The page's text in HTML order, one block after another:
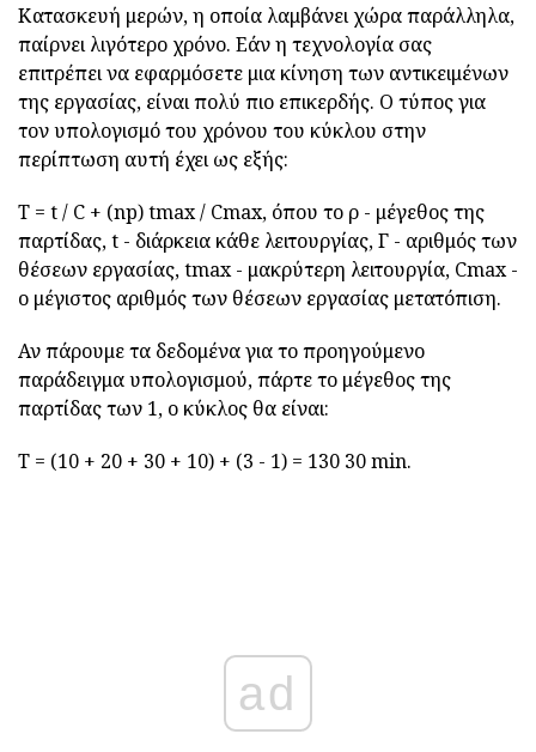
Κατασκευή μερών, η οποία λαμβάνει χώρα παράλληλα,
παίρνει λιγότερο χρόνο. Εάν η τεχνολογία σας
επιτρέπει να εφαρμόσετε μια κίνηση των αντικειμένων
της εργασίας, είναι πολύ πιο επικερδής. Ο τύπος για
τον υπολογισμό του χρόνου του κύκλου στην
περίπτωση αυτή έχει ως εξής:
Τ = t / C + (np) tmax / Cmax, όπου το ρ - μέγεθος της
παρτίδας, t - διάρκεια κάθε λειτουργίας, Γ - αριθμός των
θέσεων εργασίας, tmax - μακρύτερη λειτουργία, Cmax -
ο μέγιστος αριθμός των θέσεων εργασίας μετατόπιση.
Αν πάρουμε τα δεδομένα για το προηγούμενο
παράδειγμα υπολογισμού, πάρτε το μέγεθος της
παρτίδας των 1, ο κύκλος θα είναι:
T = (10 + 20 + 30 + 10) + (3 - 1) = 130 30 min.
ad